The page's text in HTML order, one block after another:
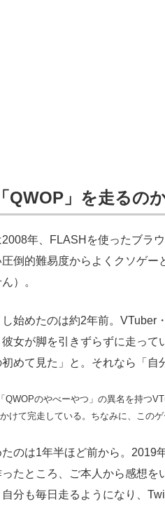
QWOP」を走るの
年、FLASHを使ったブラ
倒的難易度からよくクソゲ
）。
始めたのは約2年前。VTuber
女が脚を引きずらずに走っ
めて見た」と。それなら「自
のやべーやつ」の異名を持つ
けて完走している。ちなみに、この
のは1年半ほど前から。2019
たところ、ご本人から感想
分も毎日走るようになり、